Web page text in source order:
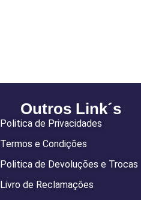
Outros Link´s
Politica de Privacidades
Termos e Condições
Politica de Devoluções e Trocas
Livro de Reclamações